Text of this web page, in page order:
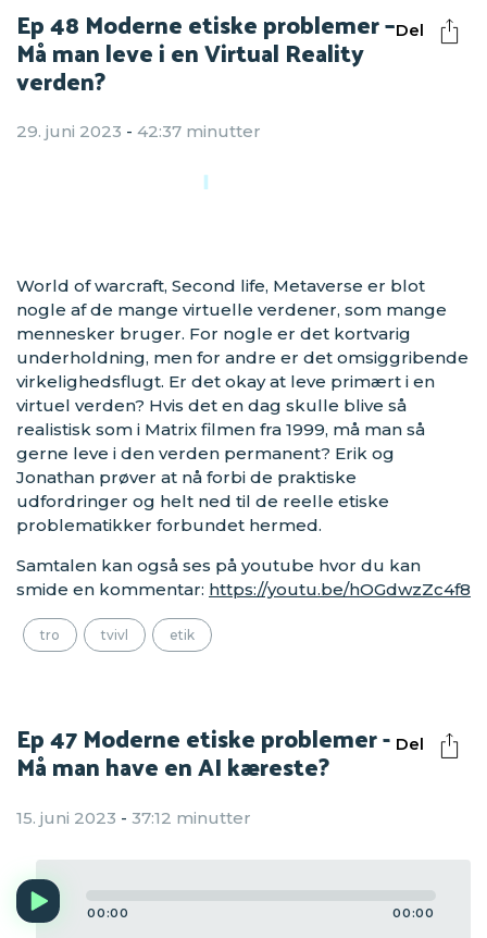
Del
Ep 48 Moderne etiske problemer –
Må man leve i en Virtual Reality
verden?
29. juni 2023 - 42:37 minutter
World of warcraft, Second life, Metaverse er blot
nogle af de mange virtuelle verdener, som mange
mennesker bruger. For nogle er det kortvarig
underholdning, men for andre er det omsiggribende
virkelighedsflugt. Er det okay at leve primært i en
virtuel verden? Hvis det en dag skulle blive så
realistisk som i Matrix filmen fra 1999, må man så
gerne leve i den verden permanent? Erik og
Jonathan prøver at nå forbi de praktiske
udfordringer og helt ned til de reelle etiske
problematikker forbundet hermed.
Samtalen kan også ses på youtube hvor du kan
smide en kommentar: https://youtu.be/hOGdwzZc4f8
tro tvivl etik
Del
Ep 47 Moderne etiske problemer -
Må man have en AI kæreste?
15. juni 2023 - 37:12 minutter
Audio
Player
00:00 00:00